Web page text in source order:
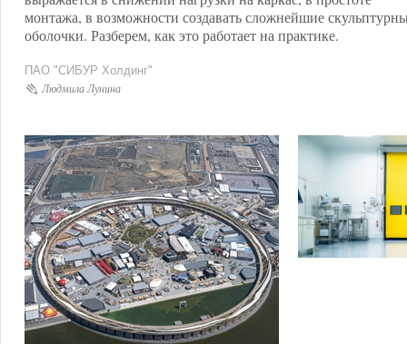
монтажа, в возможности создавать сложнейшие
оболочки. Разберем, как это работает на практике.
ПАО "СИБУР Холдинг"
Людмила Лунина